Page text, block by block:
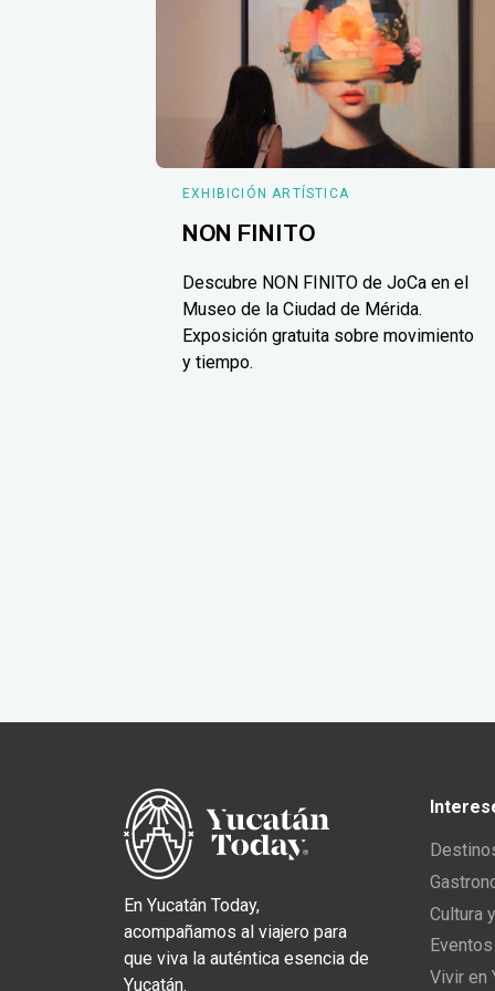
EXHIBICIÓN ARTÍSTICA
NON FINITO
Descubre NON FINITO de JoCa en el
Museo de la Ciudad de Mérida.
Exposición gratuita sobre movimiento
y tiempo.
En Yucatán Today,
acompañamos al viajero para
que viva la auténtica esencia de
Yucatán.
Cultura
Vivir en